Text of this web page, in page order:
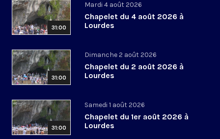
31:00
Mardi 4 août 2026
Chapelet du 4 août 2026 à
Lourdes
31:00
Dimanche 2 août 2026
Chapelet du 2 août 2026 à
Lourdes
31:00
Samedi 1 août 2026
Chapelet du 1er août 2026 à
Lourdes